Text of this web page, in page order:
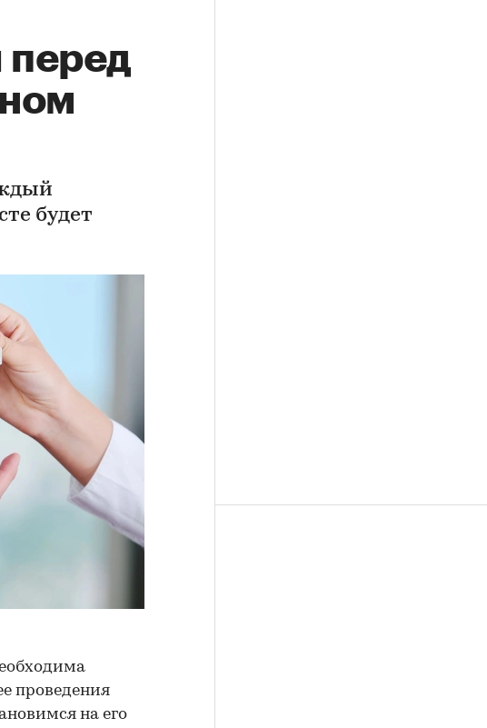
перед
будет
проведения
на его